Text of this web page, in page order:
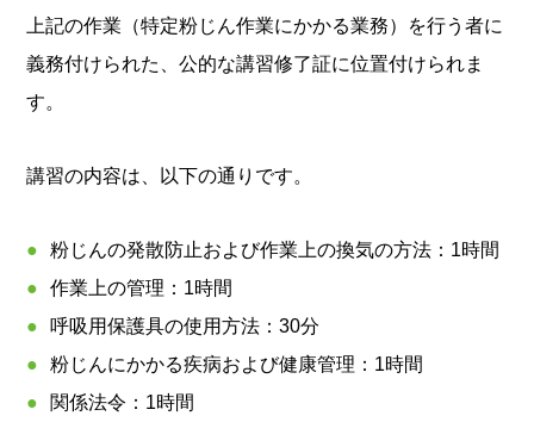
上記の作業（特定粉じん作業にかかる業務）を行う者に
義務付けられた、公的な講習修了証に位置付けられま
す。
講習の内容は、以下の通りです。
粉じんの発散防止および作業上の換気の方法：1時間
作業上の管理：1時間
呼吸用保護具の使用方法：30分
粉じんにかかる疾病および健康管理：1時間
関係法令：1時間